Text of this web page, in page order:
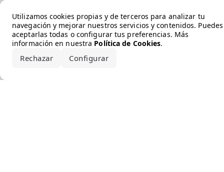
Utilizamos cookies propias y de terceros para analizar tu
navegación y mejorar nuestros servicios y contenidos. Puedes
aceptarlas todas o configurar tus preferencias. Más
información en nuestra Política de Cookies.
Rechazar Configurar
Error loading the brand